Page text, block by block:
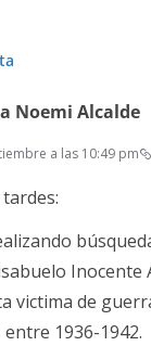
Noemi Alcalde
a las 10:49 pm
Inocente
victima de
entre 1936-1942.